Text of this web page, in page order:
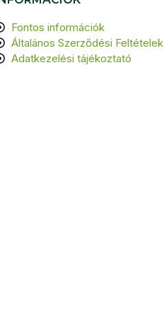
Fontos információk
Általános Szerződési Feltételek
Adatkezelési tájékoztató